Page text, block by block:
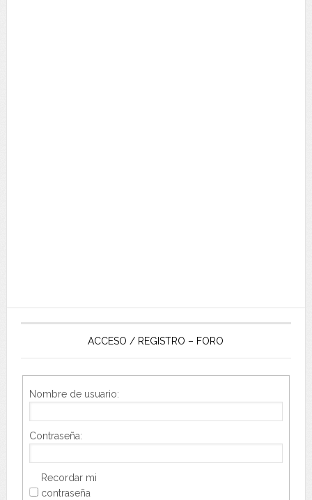
ACCESO / REGISTRO – FORO
Nombre de usuario:
Contraseña:
Recordar mi
contraseña